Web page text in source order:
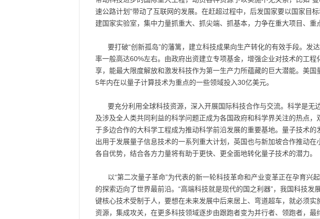
速公路计划”带动了互联网的发展。在赶超过程中，后发国家要以国家目
建国家实验室，集中力量抓重大、抓尖端、抓基本，力争在重大项目、重
要打破“创新孤岛”的藩篱，建立科技成果向生产转化的有效手段。
率一般高达60%左右。由政府出资建立专项基金，增强企业对技术的工
享，能最大限度解放和激发科技作为第一生产力所蕴藏的巨大潜能。美
5年内在以量子计算技术为重点的一些领域投入30亿美元。
要充分利用全球科技资源，深入开展国际科技合作与交流。科学是
及涉及全人类共同利益的科学问题正成为各国政府和科学界关注的热点
于多边合作的大科学工程成为推动科学前沿发展的重要基地。量子技术
出用于发展量子信息技术的一系列重大计划，英国也与新加坡合作推动
各自优势，结合各方力量将有助于更快、更全面地转化量子技术的潜力。
以“第二次量子革命”为代表的新一轮科技革命和产业变革正在孕育
的探索迈向了世界最前沿。“高端科技就是现代的国之利器”，我国科技
键核心技术受制于人，要想在未来发展中后来居上、弯道超车，就必须
资源，集成攻关，在更多科技领域逐步由跟跑者变为并行者、领跑者，最